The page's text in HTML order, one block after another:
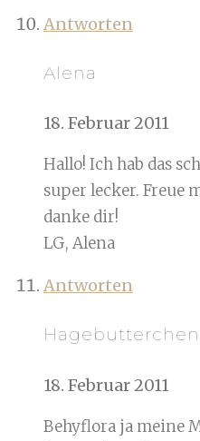
Antworten
Alena
18. Februar 2011
Hallo! Ich hab das
super lecker. Freue
danke dir!
LG, Alena
Antworten
Hagebutterchen
18. Februar 2011
Behyflora ja meine